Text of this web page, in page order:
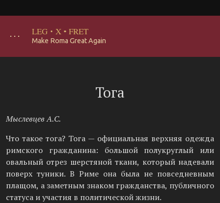
･･･ LEG · X · FRET
Make Roma Great Again
Тога
Мыслевцев А.С.
Что такое тога? Тога — официальная верхняя одежда
римского гражданина: большой полукруглый или
овальный отрез шерстяной ткани, который надевали
поверх туники. В Риме она была не повседневным
плащом, а заметным знаком гражданства, публичного
статуса и участия в политической жизни.